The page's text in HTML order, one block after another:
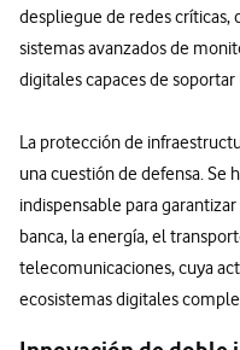
despliegue de redes críticas,
sistemas avanzados de
digitales capaces de
La protección de
una cuestión de defensa. Se
indispensable para
banca, la energía, el
telecomunicaciones, cuya
ecosistemas digitales